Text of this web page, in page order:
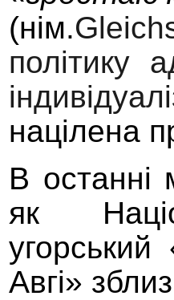
(нім.
політику
націлена
В останні
як
угорський
Авгі»